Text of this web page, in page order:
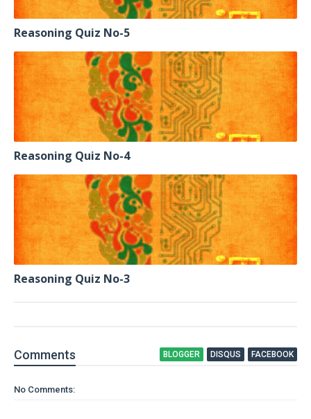
Reasoning Quiz No-5
Reasoning Quiz No-4
Reasoning Quiz No-3
Comments BLOGGER DISQUS FACEBOOK
No Comments: